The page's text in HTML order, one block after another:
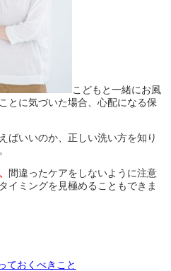
こどもと一緒にお風
とに気づいた場合、心配になる保
ばいいのか、正しい洗い方を知り
間違ったケアをしないように注意
イミングを見極めることもできま
ておくべきこと